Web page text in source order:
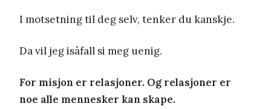
I motsetning til deg selv, tenker du kanskje.
Da vil jeg isåfall si meg uenig.
For misjon er relasjoner. Og relasjoner er
noe alle mennesker kan skape.